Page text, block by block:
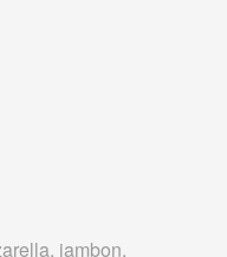
jambon,